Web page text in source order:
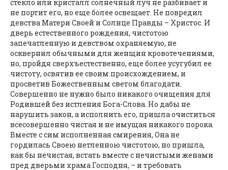
стекло или кристалл солнечный луч не разбивает и
не портит его, но еще более освещает. Не повредил
девства Матери Своей и Солнце Правды – Христос. И
дверь естественного рождения, чистотою
запечатленную и девством охраняемую, не
осквернил обычными для женщин кровотечениями,
но, пройдя сверхъестественно, еще более усугубил ее
чистоту, освятив ее своим происхождением, и
просветив Божественным светом благодати.
Совершенно не нужно было никакого очищения для
Родившей без истления Бога-Слова. Но дабы не
нарушить закон, а исполнить его, пришла очиститься
всесовершенно чистая и не имущая никакого порока.
Вместе с сим исполненная смирения, Она не
гордилась Своею нетленною чистотою, но пришла,
как бы нечистая, встать вместе с нечистыми женами
пред дверьми храма Господня, – и требовать